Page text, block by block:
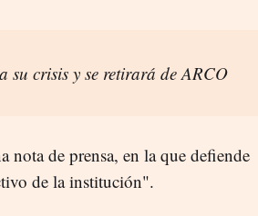
su crisis y se retirará de ARCO
de prensa, en la que defiende
de la institución".